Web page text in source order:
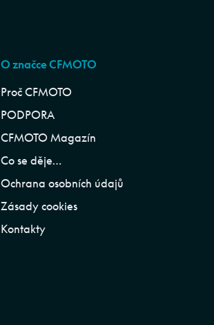
O značce CFMOTO
Proč CFMOTO
PODPORA
CFMOTO Magazín
Co se děje…
Ochrana osobních údajů
Zásady cookies
Kontakty